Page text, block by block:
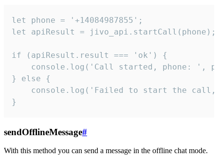
let phone = '+14084987855';
let apiResult = jivo_api.startCall(phone);
if (apiResult.result === 'ok') {
console.log('Call started, phone: ',
} else {
console.log('Failed to start the
}
sendOfflineMessage#
With this method you can send a message in the offline chat mode.